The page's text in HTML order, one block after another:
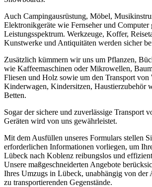
Auch Campingausrüstung, Möbel,
Elektronikgeräte wie Fernseher und Computer
Leistungsspektrum. Werkzeuge, Koffer,
Kunstwerke und Antiquitäten werden sicher
Zusätzlich kümmern wir uns um Pflanzen,
wie Kaffeemaschinen oder Mikrowellen,
Fliesen und Holz sowie um den Transport von
Kinderwagen, Kindersitzen, Haustierzubehör
Betten.
Sogar der sichere und zuverlässige Transport
Geräten wird von uns gewährleistet.
Mit dem Ausfüllen unseres Formulars stellen
erforderlichen Informationen vorliegen, um
Lübeck nach Koblenz reibungslos und
Unsere maßgeschneiderten Angebote
Ihres Umzugs in Lübeck, unabhängig von der
zu transportierenden Gegenstände.